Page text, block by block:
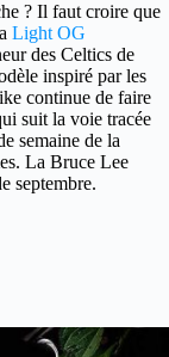
? Il faut croire que
Light OG
des Celtics de
inspiré par les
continue de faire
suit la voie tracée
semaine de la
La Bruce Lee
septembre.